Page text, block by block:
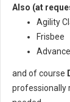
Also (at
Agility
Frisbee
and of course
professionally